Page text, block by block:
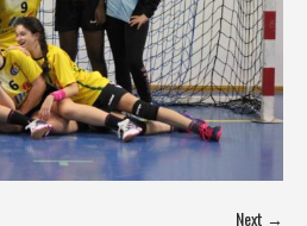
Next →